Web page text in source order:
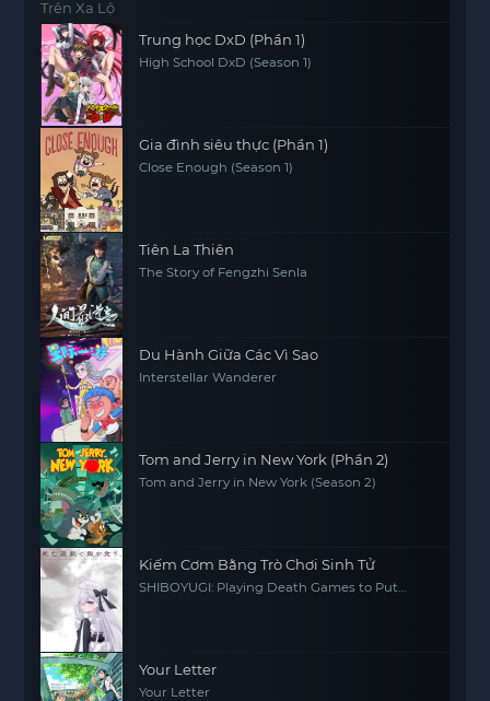
Trung học DxD (Phần 1)
High School DxD (Season 1)
Gia đình siêu thực (Phần 1)
Close Enough (Season 1)
Tiên La Thiên
The Story of Fengzhi Senla
Du Hành Giữa Các Vì Sao
Interstellar Wanderer
Tom and Jerry in New York (Phần 2)
Tom and Jerry in New York (Season 2)
Kiếm Cơm Bằng Trò Chơi Sinh Tử
SHIBOYUGI: Playing Death Games to Put
Your Letter
Your Letter